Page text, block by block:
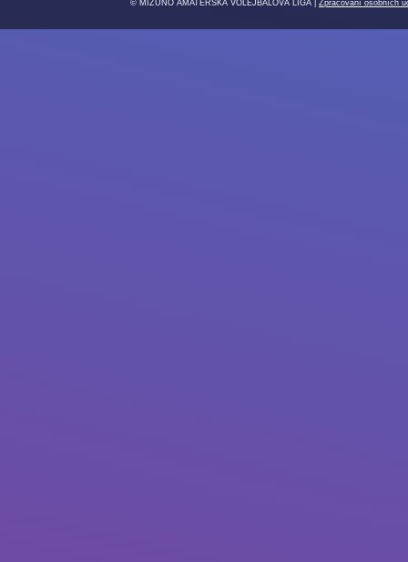
© MIZUNO AMATÉRSKÁ VOLEJBALOVÁ LIGA | Zpracování osobních